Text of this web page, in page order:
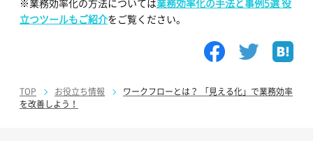
立つツールもご紹介をご覧ください。
TOP お役立ち情報
ワークフローとは？ 「見える化」で業務効率
を改善しよう！